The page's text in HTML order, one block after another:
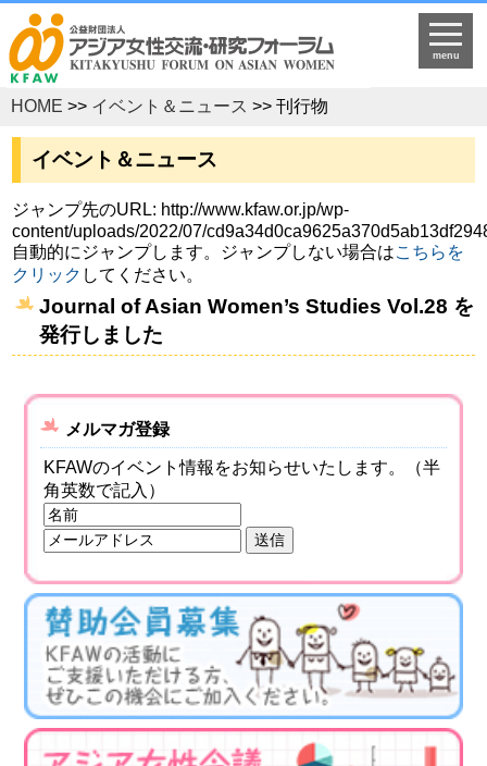
menu
HOME >> イベント＆ニュース >> 刊行物
イベント＆ニュース
ジャンプ先のURL: http://www.kfaw.or.jp/wp-
content/uploads/2022/07/
自動的にジャンプします。ジャンプしない場合はこちらを
クリック してください。
Journal of Asian Women’s Studies Vol.28 を
発行しました
メルマガ登録
KFAWのイベント情報をお知らせいたします。（半
角英数で記入）